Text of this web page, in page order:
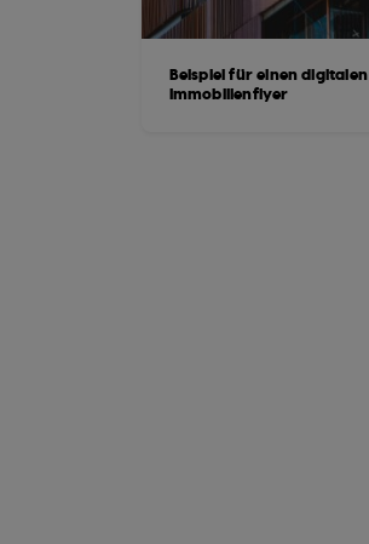
Beispiel für einen digitalen
Immobilienflyer